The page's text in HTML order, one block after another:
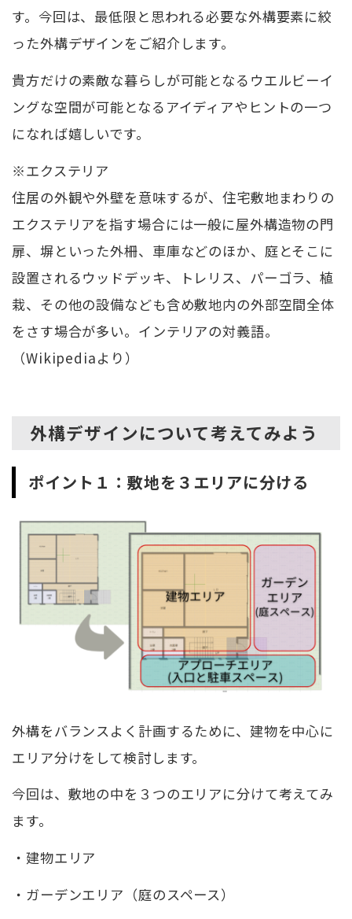
す。今回は、最低限と思われる必要な外構要素に絞
った外構デザインをご紹介します。
貴方だけの素敵な暮らしが可能となるウエルビーイ
ングな空間が可能となるアイディアやヒントの一つ
になれば嬉しいです。
※エクステリア
住居の外観や外壁を意味するが、住宅敷地まわりの
エクステリアを指す場合には一般に屋外構造物の門
扉、塀といった外柵、車庫などのほか、庭とそこに
設置されるウッドデッキ、トレリス、パーゴラ、植
栽、その他の設備なども含め敷地内の外部空間全体
をさす場合が多い。インテリアの対義語。
（Wikipediaより）
外構デザインについて考えてみよう
ポイント１：敷地を３エリアに分ける
外構をバランスよく計画するために、建物を中心に
エリア分けをして検討します。
今回は、敷地の中を３つのエリアに分けて考えてみ
ます。
・建物エリア
・ガーデンエリア（庭のスペース）